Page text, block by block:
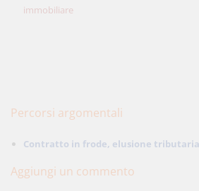
immobiliare
Percorsi argomentali
Contratto in frode, elusione
Aggiungi un commento